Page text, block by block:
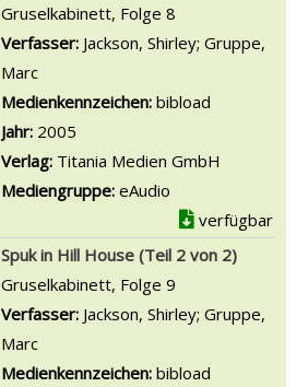
Gruselkabinett, Folge 8
Verfasser: Jackson, Shirley; Gruppe,
Marc
Medienkennzeichen: bibload
Jahr: 2005
Verlag: Titania Medien GmbH
Mediengruppe: eAudio
verfügbar
Spuk in Hill House (Teil 2 von 2)
Gruselkabinett, Folge 9
Verfasser: Jackson, Shirley; Gruppe,
Marc
Medienkennzeichen: bibload